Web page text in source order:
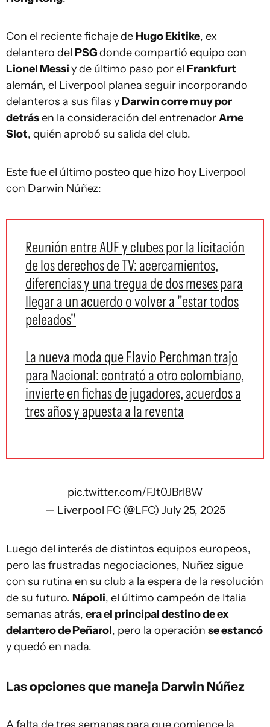
Con el reciente fichaje de Hugo Ekitike, ex
delantero del PSGdonde compartió equipo con
Lionel Messiy de último paso por el Frankfurt
alemán, el Liverpool planea seguir incorporando
delanteros a sus filas y Darwin corre muy por
detrásen la consideración del entrenadorArne
Slot, quién aprobó su salida del club.
Este fue el último posteo que hizo hoy Liverpool
con Darwin Núñez:
Reunión entre AUF y clubes por la licitación
de los derechos de TV: acercamientos,
diferencias y una tregua de dos meses para
llegar a un acuerdo o volver a "estar todos
peleados"
La nueva moda que Flavio Perchman trajo
para Nacional: contrató a otro colombiano,
invierte en fichas de jugadores, acuerdos a
tres años y apuesta a la reventa
pic.twitter.com/FJt0JBrl8W
— Liverpool FC (@LFC) July 25, 2025
Luego del interés de distintos equipos europeos,
pero las frustradas negociaciones, Nuñez sigue
con su rutina en su club a la espera de la resolución
de su futuro. Nápoli, el último campeón de Italia
semanas atrás, era el principal destino de ex
delantero de Peñarol, pero la operación se estancó
y quedó en nada.
Las opciones que maneja Darwin Núñez